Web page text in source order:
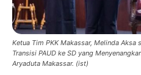
Ketua Tim PKK Makassar, Melinda
Transisi PAUD ke SD yang
Aryaduta Makassar. (ist)